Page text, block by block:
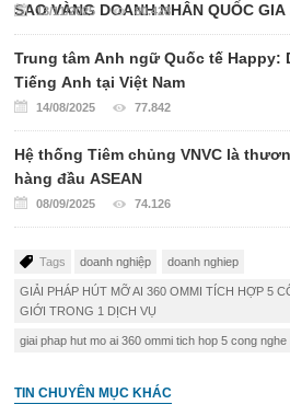
SAO VÀNG DOANH NHÂN QUỐC GIA
13/11/2025 80.428
Trung tâm Anh ngữ Quốc tế Happy:
Tiếng Anh tại Việt Nam
14/08/2025 77.842
Hệ thống Tiêm chủng VNVC là
hàng đầu ASEAN
08/09/2025 74.126
Tags doanh nghiệp doanh nghiep
GIẢI PHÁP HÚT MỠ AI 360 OMMI TÍCH HỢP 5
GIỚI TRONG 1 DỊCH VỤ
giai phap hut mo ai 360 ommi tich hop 5 cong
TIN CHUYÊN MỤC KHÁC